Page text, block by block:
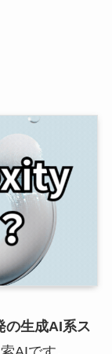
の生成AI系ス